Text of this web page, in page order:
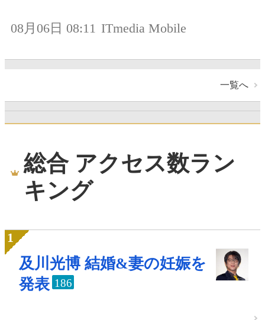
08月06日 08:11 ITmedia Mobile
一覧へ
総合 アクセス数ラン
キング
及川光博 結婚&妻の妊娠を
発表 186